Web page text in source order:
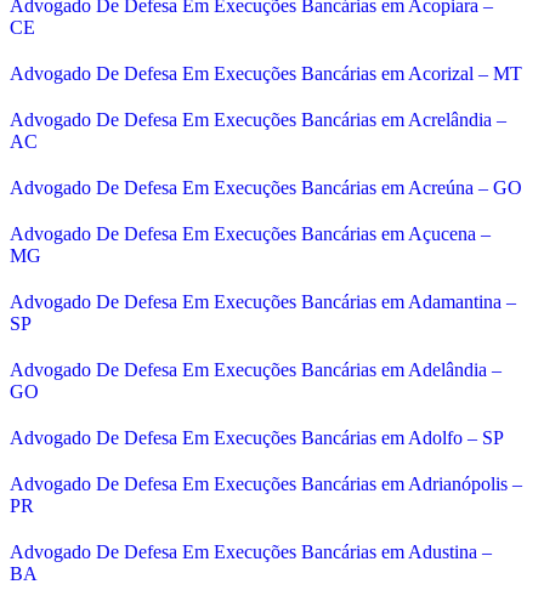
Advogado De Defesa Em Execuções Bancárias em Acopiara –
CE
Advogado De Defesa Em Execuções Bancárias em Acorizal – MT
Advogado De Defesa Em Execuções Bancárias em Acrelândia –
AC
Advogado De Defesa Em Execuções Bancárias em Acreúna – GO
Advogado De Defesa Em Execuções Bancárias em Açucena –
MG
Advogado De Defesa Em Execuções Bancárias em Adamantina –
SP
Advogado De Defesa Em Execuções Bancárias em Adelândia –
GO
Advogado De Defesa Em Execuções Bancárias em Adolfo – SP
Advogado De Defesa Em Execuções Bancárias em Adrianópolis –
PR
Advogado De Defesa Em Execuções Bancárias em Adustina –
BA